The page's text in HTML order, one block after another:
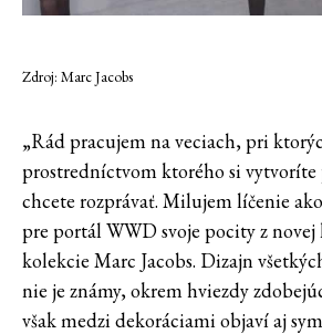
Zdroj: Marc Jacobs
„Rád pracujem na veciach, pri
prostredníctvom ktorého si
chcete rozprávať. Milujem líčenie
pre portál WWD svoje pocity z
kolekcie Marc Jacobs. Dizajn
nie je známy, okrem hviezdy
však medzi dekoráciami objaví aj